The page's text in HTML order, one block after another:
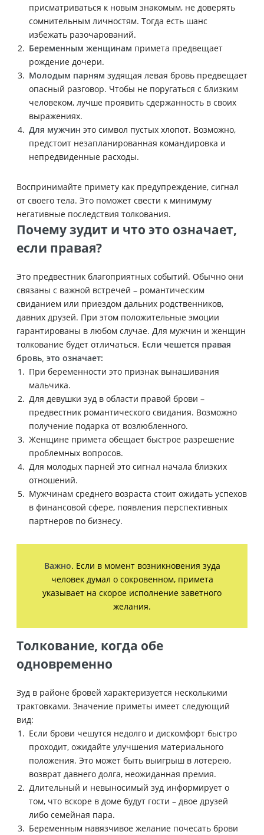
присматриваться к новым знакомым, не доверять
сомнительным личностям. Тогда есть шанс
избежать разочарований.
Беременным женщинам примета предвещает
рождение дочери.
Молодым парням зудящая левая бровь предвещает
опасный разговор. Чтобы не поругаться с близким
человеком, лучше проявить сдержанность в своих
выражениях.
Для мужчин это символ пустых хлопот. Возможно,
предстоит незапланированная командировка и
непредвиденные расходы.
Воспринимайте примету как предупреждение, сигнал
от своего тела. Это поможет свести к минимуму
негативные последствия толкования.
Почему зудит и что это означает,
если правая?
Это предвестник благоприятных событий. Обычно они
связаны с важной встречей – романтическим
свиданием или приездом дальних родственников,
давних друзей. При этом положительные эмоции
гарантированы в любом случае. Для мужчин и женщин
толкование будет отличаться. Если чешется правая
бровь, это означает:
При беременности это признак вынашивания
мальчика.
Для девушки зуд в области правой брови –
предвестник романтического свидания. Возможно
получение подарка от возлюбленного.
Женщине примета обещает быстрое разрешение
проблемных вопросов.
Для молодых парней это сигнал начала близких
отношений.
Мужчинам среднего возраста стоит ожидать успехов
в финансовой сфере, появления перспективных
партнеров по бизнесу.
Важно. Если в момент возникновения зуда
человек думал о сокровенном, примета
указывает на скорое исполнение заветного
желания.
Толкование, когда обе
одновременно
Зуд в районе бровей характеризуется несколькими
трактовками. Значение приметы имеет следующий
вид:
Если брови чешутся недолго и дискомфорт быстро
проходит, ожидайте улучшения материального
положения. Это может быть выигрыш в лотерею,
возврат давнего долга, неожиданная премия.
Длительный и невыносимый зуд информирует о
том, что вскоре в доме будут гости – двое друзей
либо семейная пара.
Беременным навязчивое желание почесать брови